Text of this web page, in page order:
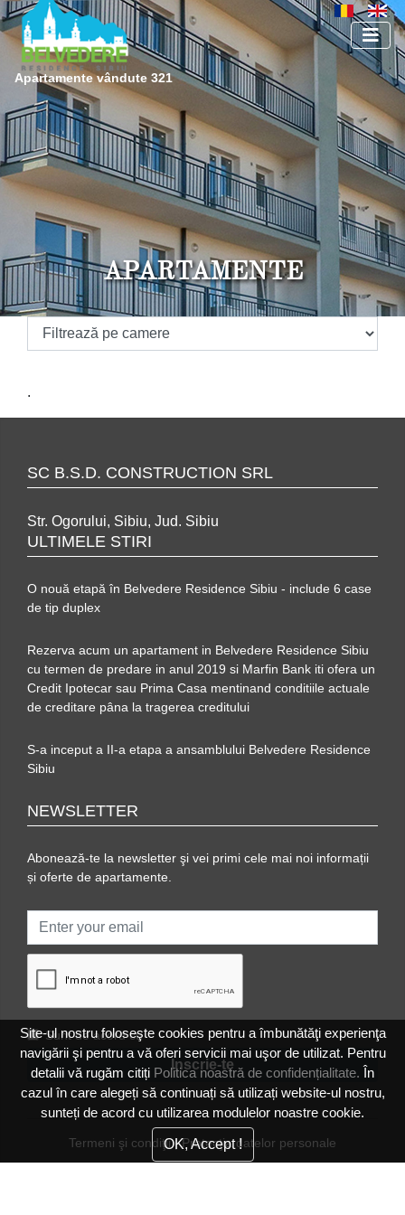
Site-ul nostru foloseşte cookies pentru a îmbunătăţi experienţa
navigării şi pentru a vă oferi servicii mai uşor de utilizat. Pentru
detalii vă rugăm citiți Politica noastră de confidențialitate. În
cazul în care alegeți să continuați să utilizați website-ul nostru,
sunteți de acord cu utilizarea modulelor noastre cookie.
OK, Accept !
Apartamente vândute 321
APARTAMENTE
.
SC B.S.D. CONSTRUCTION SRL
Str. Ogorului, Sibiu, Jud. Sibiu
ULTIMELE STIRI
O nouă etapă în Belvedere Residence Sibiu - include 6 case
de tip duplex
Rezerva acum un apartament in Belvedere Residence Sibiu
cu termen de predare in anul 2019 si Marfin Bank iti ofera un
Credit Ipotecar sau Prima Casa mentinand conditiile actuale
de creditare pâna la tragerea creditului
S-a inceput a II-a etapa a ansamblului Belvedere Residence
Sibiu
NEWSLETTER
Abonează-te la newsletter şi vei primi cele mai noi informații
și oferte de apartamente.
Sunt de acord cu
Termeni şi condiţii|Protecţia datelor personale